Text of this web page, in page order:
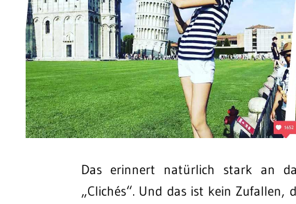
Das erinnert natürlich stark an
„Clichés“. Und das ist kein